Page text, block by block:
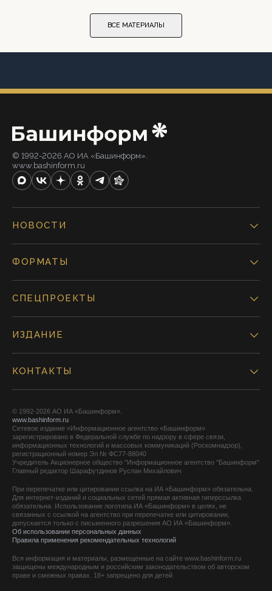
ВСЕ МАТЕРИАЛЫ
© 1992-2026 АО ИА «Башинформ».
www.bashinform.ru
НОВОСТИ
ФОРМАТЫ
СПЕЦПРОЕКТЫ
ИЗДАНИЕ
КОНТАКТЫ
© 1992-2026 АО ИА «Башинформ».
www.bashinform.ru
Сетевое издание «Информационное агентство «Башинформ»
зарегистрировано в Федеральной службе по надзору в сфере связи,
информационных технологий и массовых коммуникаций (Роскомнадзор),
регистрационный номер Эл № ФС77-88040
Учредитель Акционерное общество "Информационное агентство "Башинформ"
Главный редактор Шарафутдинов Руслан Михайлович
При перепечатке или цитировании ссылка на ИА «Башинформ» обязательна.
Для интернет-изданий и социальных сетей прямая активная гиперссылка
обязательна. Использование логотипа ИА «Башинформ» в целях, не
связанных с ссылкой на агентство при перепечатке или цитировании,
допускается только с письменного разрешения АО ИА «Башинформ».
Об использовании персональных данных
Правила применения рекомендательных технологий
Вся информация и материалы, размещенные на сайте www.bashinform.ru
защищены международным и российским законодательством об авторском
праве и смежных правах. 18+ запрещено для детей.